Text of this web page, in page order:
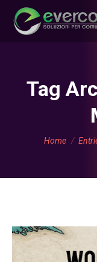
Tag
You are here:
Home